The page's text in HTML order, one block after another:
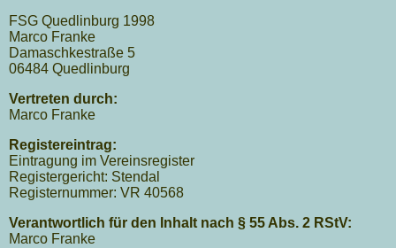
FSG Quedlinburg 1998
Marco Franke
Damaschkestraße 5
06484 Quedlinburg
Vertreten durch:
Marco Franke
Registereintrag:
Eintragung im Vereinsregister
Registergericht: Stendal
Registernummer: VR 40568
Verantwortlich für den Inhalt nach § 55 Abs. 2 RStV:
Marco Franke